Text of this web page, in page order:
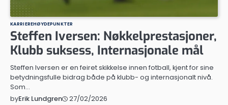
KARRIEREHØYDEPUNKTER
Steffen Iversen: Nøkkelprestasjoner,
Klubb suksess, Internasjonale mål
Steffen Iversen er en feiret skikkelse innen fotball, kjent for sine
betydningsfulle bidrag både på klubb- og internasjonalt nivå.
Som…
byErik Lundgren 27/02/2026